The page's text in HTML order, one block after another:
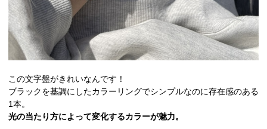
この文字盤がきれいなんです！
ブラックを基調にしたカラーリングでシンプルなのに存在感のある
1本。
光の当たり方によって変化するカラーが魅力。